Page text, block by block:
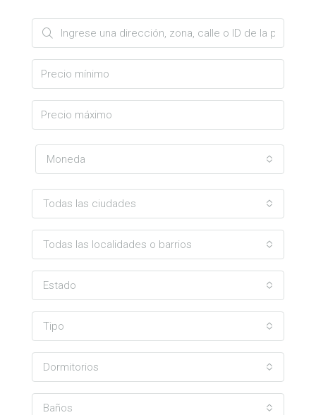
Moneda
Todas las ciudades
Todas las localidades o barrios
Estado
Tipo
Dormitorios
Baños